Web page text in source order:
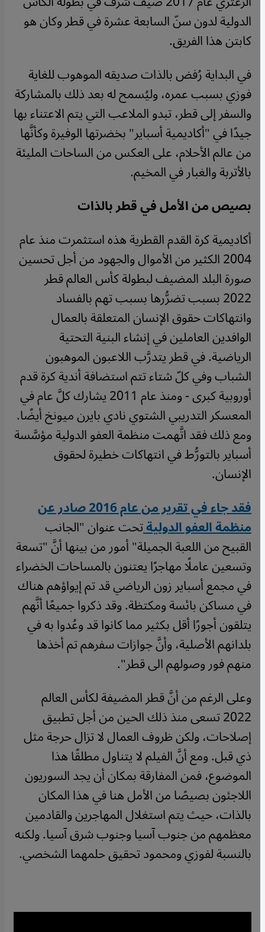
الدولية لدون سنّ السابعة عشرة في قطر وكان هو
كابتن هذا الفريق.
في البداية رُفض بالذات صديقه الموهوب للغاية
فوزي بسبب عمره، وليُسمح له بعد ذلك بالمشاركة
والسفر إلى قطر، تبدو الملاعب التي يتم الاعتناء بها
جيدًا في "أكاديمية أسباير" بخضرتها الوفيرة وكأنَّها
من عالم الأحلام، على العكس من الساحات المليئة
بالأتربة والغبار في المخيم.
بصيص من الأمل في قطر بالذات
أكاديمية كرة القدم القطرية هذه استثمرت منذ عام
2004 الكثير من الأموال والجهود من أجل تحسين
صورة البلد المضيف لبطولة كأس العالم قطر
2022 بسبب تضرُّرها بسبب تهم بالفساد
وانتهاكات حقوق الإنسان المتعلقة بالعمال
الوافدين العاملين في إنشاء البنية التحتية
الرياضية. في قطر يتدرَّب اللاعبون الموهبون
الشباب وفي كلّ شتاء تتم استضافة أندية كرة قدم
أوروبية كبرى - ومنذ عام 2011 يشارك كلَّ عام في
المعسكر التدريبي الشتوي نادي بايرن ميونخ أيضًا.
ومع ذلك فقد اتَّهمت منظمة العفو الدولية مؤسَّسة
أسباير بالتورُّط في انتهاكات خطيرة لحقوق
الإنسان.
فقد جاء في تقرير من عام 2016 صادر عن
منظمة العفو الدوليةتحت عنوان "الجانب
القبيح من اللعبة الجميلة" أمور من بينها أنَّ "تسعة
وتسعين عاملًا مهاجرًا يعتنون بالمساحات الخضراء
في مجمع أسباير زون الرياضي قد تم إيواؤهم هناك
في مساكن بائسة ومكتظة. وقد ذكروا جميعًا أنَّهم
يتلقون أجورًا أقل بكثير مما كانوا قد وعُدوا به في
بلدانهم الأصلية، وأنَّ جوازات سفرهم تم أخذها
منهم فور وصولهم الى قطر".
وعلى الرغم من أنَّ قطر المضيفة لكأس العالم
2022 تسعى منذ ذلك الحين من أجل تطبيق
إصلاحات، ولكن ظروف العمال لا تزال حرجة مثل
ذي قبل. ومع أنَّ الفيلم لا يتناول مطلقًا هذا
الموضوع، فمن المفارقة بمكان أن يجد السوريون
اللاجئون بصيصًا من الأمل هنا في هذا المكان
بالذات، حيث يتم استغلال المهاجرين والقادمين
معظمهم من جنوب آسيا وجنوب شرق آسيا. ولكنه
بالنسبة لفوزي ومحمود تحقيق حلمهما الشخصي.